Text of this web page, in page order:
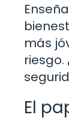
más
El